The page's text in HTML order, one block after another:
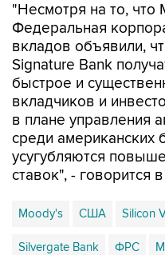
"Несмотря на то,
Федеральная
вкладов объявили,
Signature Bank
быстрое и
вкладчиков и
в плане управления
среди американских
усугубляются
ставок", - говорится
Moody's США Silicon
Silvergate Bank ФРС